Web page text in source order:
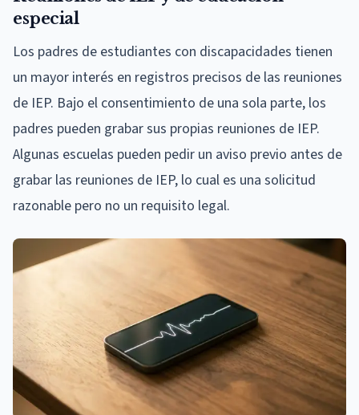
especial
Los padres de estudiantes con discapacidades tienen
un mayor interés en registros precisos de las reuniones
de IEP. Bajo el consentimiento de una sola parte, los
padres pueden grabar sus propias reuniones de IEP.
Algunas escuelas pueden pedir un aviso previo antes de
grabar las reuniones de IEP, lo cual es una solicitud
razonable pero no un requisito legal.